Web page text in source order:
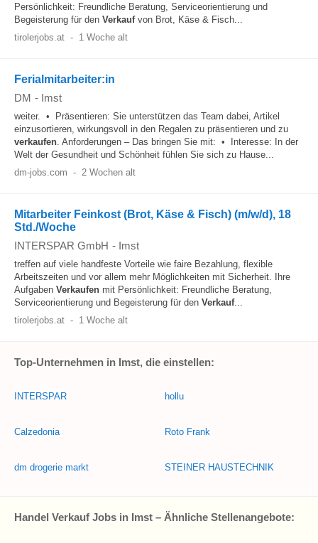
Persönlichkeit: Freundliche Beratung, Serviceorientierung und
Begeisterung für den Verkaufvon Brot, Käse & Fisch...
tirolerjobs.at - 1 Woche alt
Ferialmitarbeiter:in
DM - Imst
weiter. • Präsentieren: Sie unterstützen das Team dabei, Artikel
einzusortieren, wirkungsvoll in den Regalen zu präsentieren und zu
verkaufen. Anforderungen – Das bringen Sie mit: • Interesse: In der
Welt der Gesundheit und Schönheit fühlen Sie sich zu Hause...
dm-jobs.com - 2 Wochen alt
Mitarbeiter Feinkost (Brot, Käse & Fisch) (m/w/d), 18
Std./Woche
INTERSPAR GmbH - Imst
treffen auf viele handfeste Vorteile wie faire Bezahlung, flexible
Arbeitszeiten und vor allem mehr Möglichkeiten mit Sicherheit. Ihre
Aufgaben Verkaufen mit Persönlichkeit: Freundliche Beratung,
Serviceorientierung und Begeisterung für den Verkauf...
tirolerjobs.at - 1 Woche alt
Top-Unternehmen in Imst, die einstellen:
INTERSPAR
Calzedonia
dm drogerie markt
hollu
Roto Frank
STEINER HAUSTECHNIK
Handel Verkauf Jobs in Imst – Ähnliche Stellenangebote: